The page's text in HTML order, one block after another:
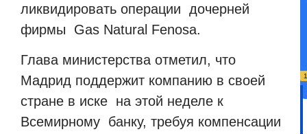
ликвидировать операции дочерней
фирмы Gas Natural Fenosa.
Глава министерства отметил, что
Мадрид поддержит компанию в своей
стране в иске на этой неделе к
Всемирному банку, требуя компенсации